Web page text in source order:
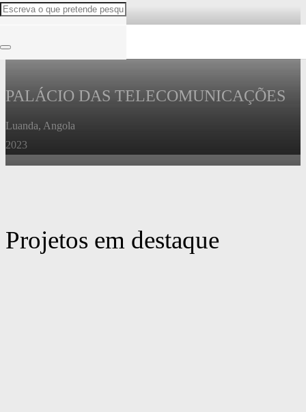
PALÁCIO DAS TELECOMUNICAÇÕES
Luanda, Angola
2023
Projetos em destaque